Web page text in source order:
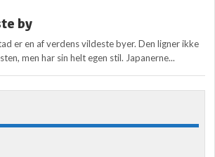
by
er en af verdens vildeste byer. Den ligner ikke
men har sin helt egen stil. Japanerne...